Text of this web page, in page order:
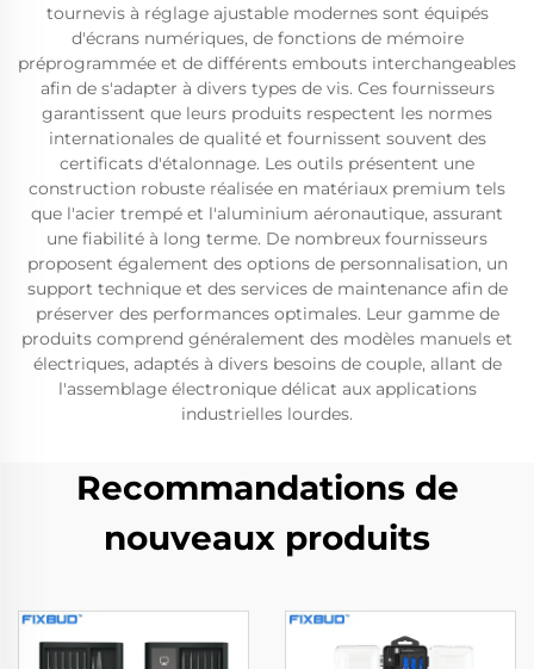
tournevis à réglage ajustable modernes sont équipés
d'écrans numériques, de fonctions de mémoire
préprogrammée et de différents embouts interchangeables
afin de s'adapter à divers types de vis. Ces fournisseurs
garantissent que leurs produits respectent les normes
internationales de qualité et fournissent souvent des
certificats d'étalonnage. Les outils présentent une
construction robuste réalisée en matériaux premium tels
que l'acier trempé et l'aluminium aéronautique, assurant
une fiabilité à long terme. De nombreux fournisseurs
proposent également des options de personnalisation, un
support technique et des services de maintenance afin de
préserver des performances optimales. Leur gamme de
produits comprend généralement des modèles manuels et
électriques, adaptés à divers besoins de couple, allant de
l'assemblage électronique délicat aux applications
industrielles lourdes.
Recommandations de
nouveaux produits